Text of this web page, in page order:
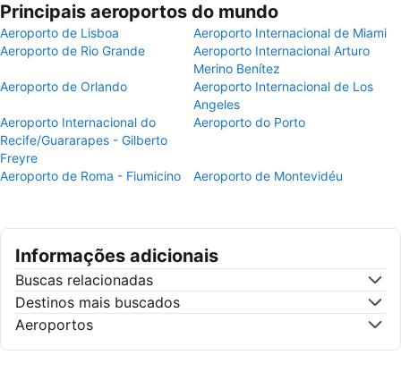
Principais aeroportos do mundo
Aeroporto de Lisboa
Aeroporto Internacional de Miami
Aeroporto de Rio Grande
Aeroporto Internacional Arturo
Merino Benítez
Aeroporto de Orlando
Aeroporto Internacional de Los
Angeles
Aeroporto Internacional do
Recife/Guararapes - Gilberto
Freyre
Aeroporto do Porto
Aeroporto de Roma - Fiumicino Aeroporto de Montevidéu
Informações adicionais
Buscas relacionadas
Destinos mais buscados
Aeroportos